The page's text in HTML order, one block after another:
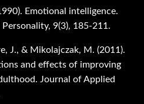
Emotional intelligence.
9(3), 185-211.
J., & Mikolajczak, M. (2011).
and effects of improving
Journal of Applied